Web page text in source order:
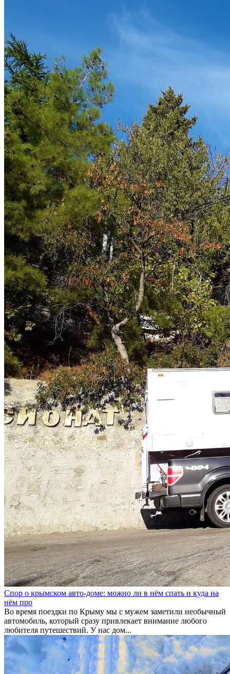
Спор о крымском авто-доме: можно ли в нём спать и куда на
нём про
Во время поездки по Крыму мы с мужем заметили необычный
автомобиль, который сразу привлекает внимание любого
любителя путешествий. У нас дом...